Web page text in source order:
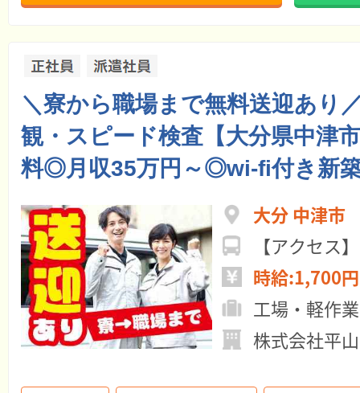
＼寮から職場まで無料送迎あり
観・スピード検査【大分県中津
料◎月収35万円～◎wi-fi付き新
大分 中津市
【アクセス
時給:1,700
工場・軽作業
株式会社平